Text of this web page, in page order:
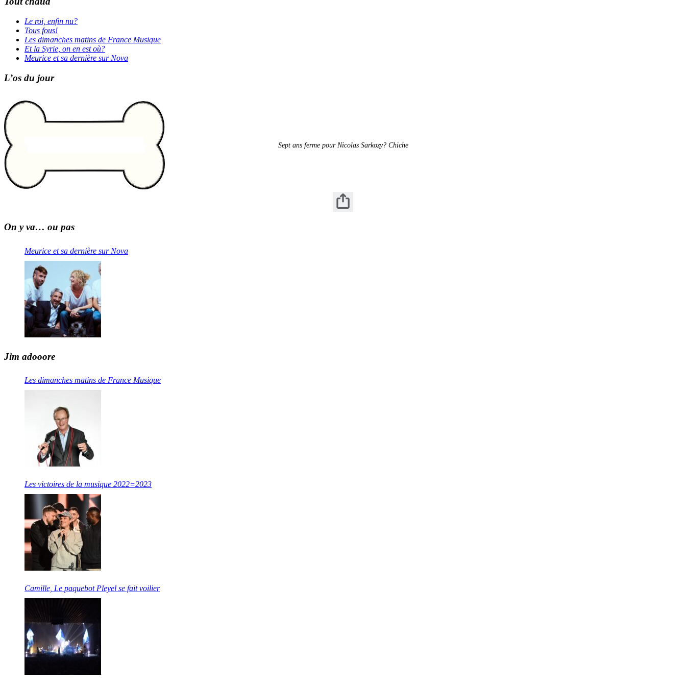
Le roi, enfin nu?
Tous fous!
Les dimanches matins de France Musique
Et la Syrie, on en est où?
Meurice et sa dernière sur Nova
L’os du jour
Sept ans ferme pour Nicolas Sarkozy? Chiche
On y va… ou pas
Meurice et sa dernière sur Nova
Jim adooore
Les dimanches matins de France Musique
Les victoires de la musique 2022=2023
Camille, Le paquebot Pleyel se fait voilier